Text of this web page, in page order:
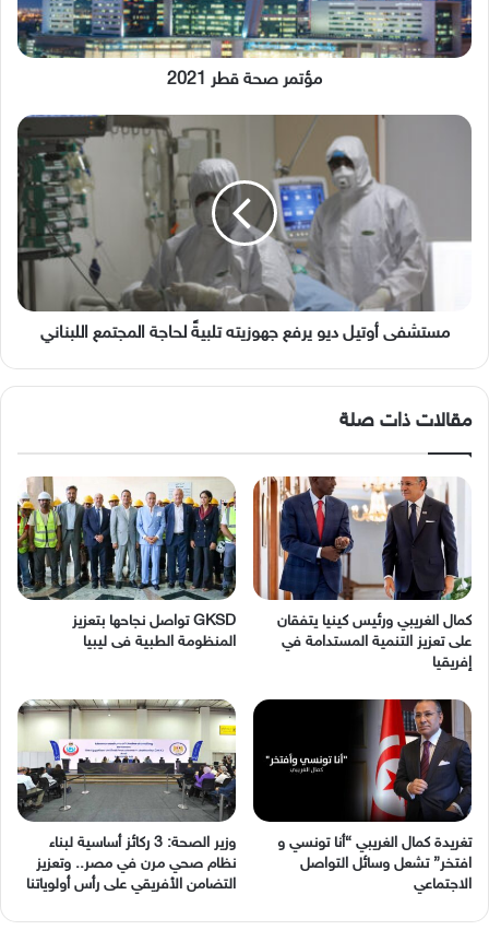
مؤتمر صحة قطر 2021
مستشفى
تلبيةً
اللبناني
مستشفى أوتيل ديو يرفع جهوزيته تلبيةً لحاجة المجتمع اللبناني
مقالات ذات صلة
كمال الغريبي ورئيس كينيا يتفقان
على تعزيز التنمية المستدامة في
إفريقيا
GKSD تواصل نجاحها بتعزيز
المنظومة الطبية فى ليبيا
‬الاجتماعي
وزير الصحة: 3 ركائز أساسية لبناء
نظام صحي مرن في مصر.. وتعزيز
التضامن الأفريقي على رأس أولوياتنا